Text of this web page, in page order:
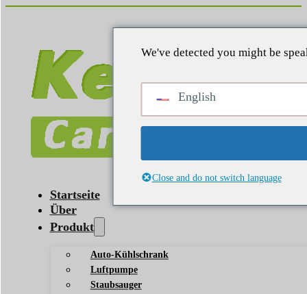
Startseite
Über
Produkt
Auto-Kühlschrank
Luftpumpe
Staubsauger
We've detected you might be
English
Close and do not switch language